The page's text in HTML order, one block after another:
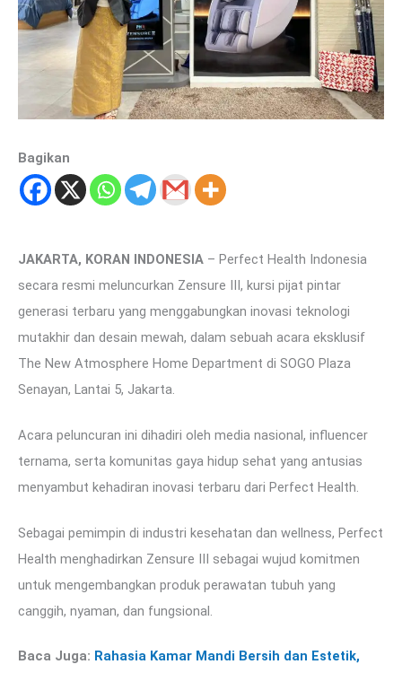
Bagikan
JAKARTA, KORAN INDONESIA – Perfect Health Indonesia
secara resmi meluncurkan Zensure III, kursi pijat pintar
generasi terbaru yang menggabungkan inovasi teknologi
mutakhir dan desain mewah, dalam sebuah acara eksklusif
The New Atmosphere Home Department di SOGO Plaza
Senayan, Lantai 5, Jakarta.
Acara peluncuran ini dihadiri oleh media nasional, influencer
ternama, serta komunitas gaya hidup sehat yang antusias
menyambut kehadiran inovasi terbaru dari Perfect Health.
Sebagai pemimpin di industri kesehatan dan wellness, Perfect
Health menghadirkan Zensure III sebagai wujud komitmen
untuk mengembangkan produk perawatan tubuh yang
canggih, nyaman, dan fungsional.
Baca Juga: Rahasia Kamar Mandi Bersih dan Estetik,